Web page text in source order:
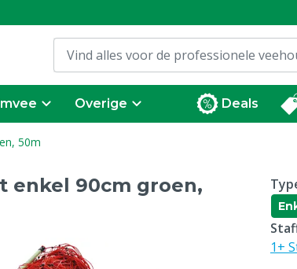
Overige Deals
50m
enkel 90cm groen,
1+